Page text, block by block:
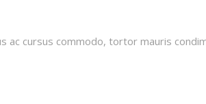
ac cursus commodo, tortor mauris